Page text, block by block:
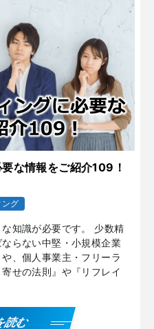
な情報をご紹介109！
ング
知識が必要です。 少数精
らない中堅・小規模企業
、個人事業主・フリーラ
せの法則』や『リフレイ
読む